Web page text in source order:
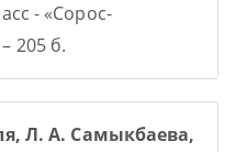
- «Сорос-
205 б.
Л. А. Самыкбаева,